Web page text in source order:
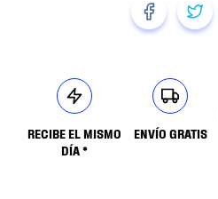
RECIBE EL MISMO
DÍA *
ENVÍO GRATIS